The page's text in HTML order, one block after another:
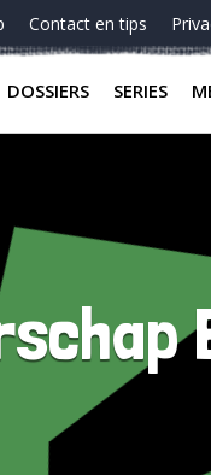
Contact en tips
DOSSIERS SERIES